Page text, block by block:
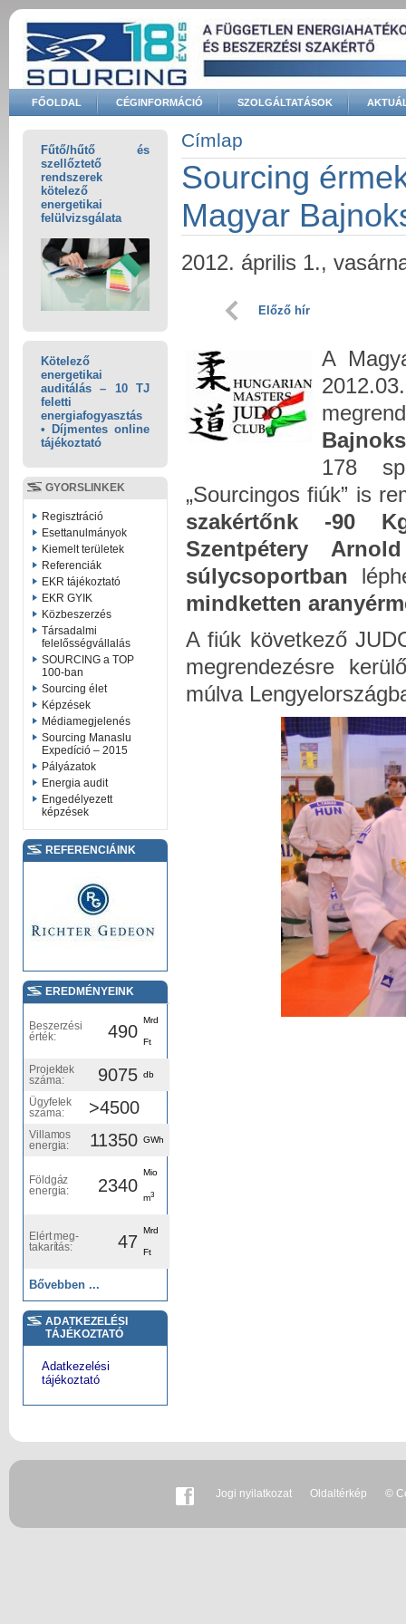
Ugrás a tartalomra
FŐOLDAL CÉGINFORMÁCIÓ SZOLGÁLTATÁSOK
Keresés űrlap
Fűtő/hűtő és
szellőztető
rendszerek
kötelező
energetikai
felülvizsgálata
Kötelező
energetikai
auditálás – 10 TJ
feletti
energiafogyasztás
• Díjmentes online
tájékoztató
GYORSLINKEK
Regisztráció
Esettanulmányok
Kiemelt területek
Referenciák
EKR tájékoztató
EKR GYIK
Közbeszerzés
Társadalmi
felelősségvállalás
SOURCING a TOP
100-ban
Sourcing élet
Képzések
Médiamegjelenés
Sourcing Manaslu
Expedíció – 2015
Pályázatok
Energia audit
Engedélyezett
képzések
REFERENCIÁINK
EREDMÉNYEINK
Beszerzési
érték:
490
Mrd
Ft
Projektek
száma:
9075 db
Ügyfelek
száma:
>4500
Villamos
energia:
11350 GWh
Földgáz
energia:
2340
Mio
m3
Elért meg-
takarítás:
47
Mrd
Ft
Bővebben ...
ADATKEZELÉSI
TÁJÉKOZTATÓ
Adatkezelési
tájékoztató
Jelenlegi hely
Címlap
Sourcing
Magyar
2012. április 1.,
Előző hír
A
178
„Sourcingos fiúk” is
szakértőnk -90
Szentpétery
súlycsoportban
mindketten
A fiúk következő
megrendezésre
múlva
Jogi nyilatkozat Oldaltérkép ©